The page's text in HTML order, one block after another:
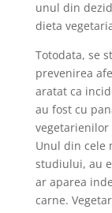
unul din
dieta
Totodata, se
prevenirea
aratat ca
au fost cu
Unul din cele
studiului, au
ar aparea
carne.